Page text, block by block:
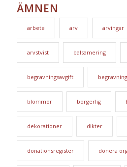
ÄMNEN
arbete arv arvingar
arvstvist balsamering
begravningsavgift
blommor borgerlig
dekorationer dikter
donationsregister donera